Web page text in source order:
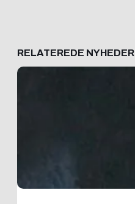
RELATEREDE NYHEDER